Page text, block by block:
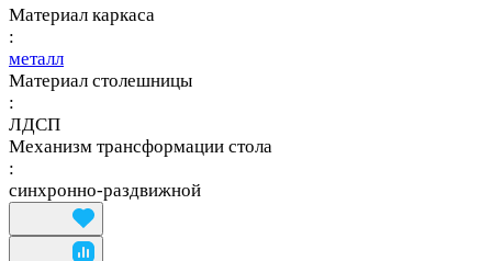
Материал каркаса
:
металл
Материал столешницы
:
ЛДСП
Механизм трансформации стола
:
синхронно-раздвижной